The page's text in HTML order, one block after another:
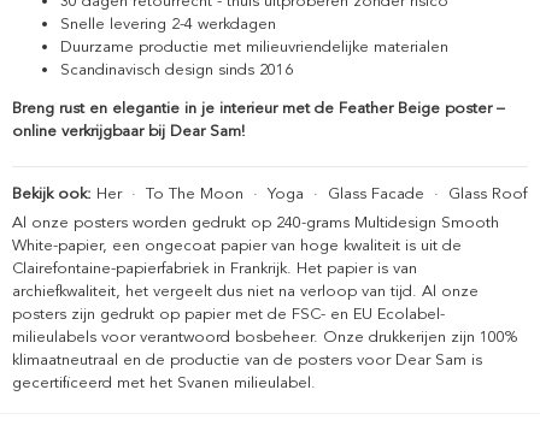
Snelle levering 2-4 werkdagen
Duurzame productie met milieuvriendelijke materialen
Scandinavisch design sinds 2016
Breng rust en elegantie in je interieur met de Feather Beige poster –
online verkrijgbaar bij Dear Sam!
Bekijk ook: Her· To The Moon ·Yoga · Glass Facade · Glass Roof
Al onze posters worden gedrukt op 240-grams Multidesign Smooth
White-papier, een ongecoat papier van hoge kwaliteit is uit de
Clairefontaine-papierfabriek in Frankrijk. Het papier is van
archiefkwaliteit, het vergeelt dus niet na verloop van tijd. Al onze
posters zijn gedrukt op papier met de FSC- en EU Ecolabel-
milieulabels voor verantwoord bosbeheer. Onze drukkerijen zijn 100%
klimaatneutraal en de productie van de posters voor Dear Sam is
gecertificeerd met het Svanen milieulabel.